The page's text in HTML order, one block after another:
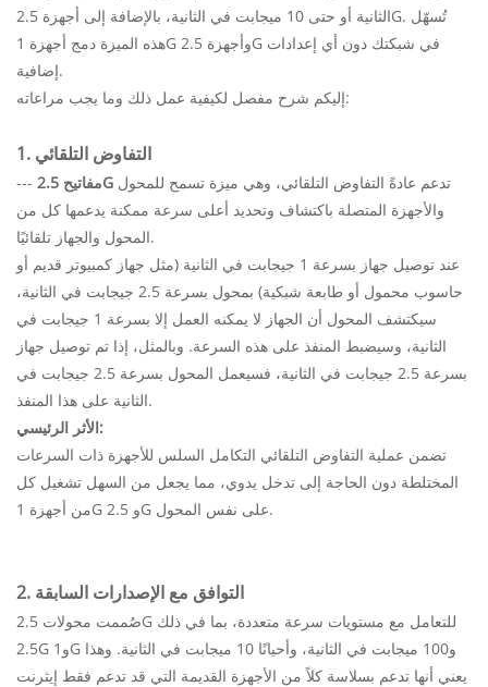
الثانية أو حتى 10 ميجابت في الثانية، بالإضافة إلى أجهزة 2.5G. تُسهّل
هذه الميزة دمج أجهزة 1G وأجهزة 2.5G في شبكتك دون أي إعدادات
إضافية.
إليكم شرح مفصل لكيفية عمل ذلك وما يجب مراعاته:
1. التفاوض التلقائي
--- مفاتيح 2.5G
والأجهزة المتصلة باكتشاف وتحديد أعلى سرعة ممكنة يدعمها كل من
المحول والجهاز تلقائيًا.
عند توصيل جهاز بسرعة 1 جيجابت في الثانية (مثل جهاز كمبيوتر قديم أو
حاسوب محمول أو طابعة شبكية) بمحول بسرعة 2.5 جيجابت في الثانية،
سيكتشف المحول أن الجهاز لا يمكنه العمل إلا بسرعة 1 جيجابت في
الثانية، وسيضبط المنفذ على هذه السرعة. وبالمثل، إذا تم توصيل جهاز
بسرعة 2.5 جيجابت في الثانية، فسيعمل المحول بسرعة 2.5 جيجابت في
الثانية على هذا المنفذ.
الأثر الرئيسي:
تضمن عملية التفاوض التلقائي التكامل السلس للأجهزة ذات السرعات
المختلطة دون الحاجة إلى تدخل يدوي، مما يجعل من السهل تشغيل كل
من أجهزة 1G و 2.5G على نفس المحول.
2. التوافق مع الإصدارات السابقة
صُممت محولات 2.5G للتعامل مع مستويات سرعة متعددة، بما في ذلك
2.5G و1G و100 ميجابت في الثانية، وأحيانًا 10 ميجابت في الثانية. وهذا
يعني أنها تدعم بسلاسة كلاً من الأجهزة القديمة التي قد تدعم فقط إيثرنت